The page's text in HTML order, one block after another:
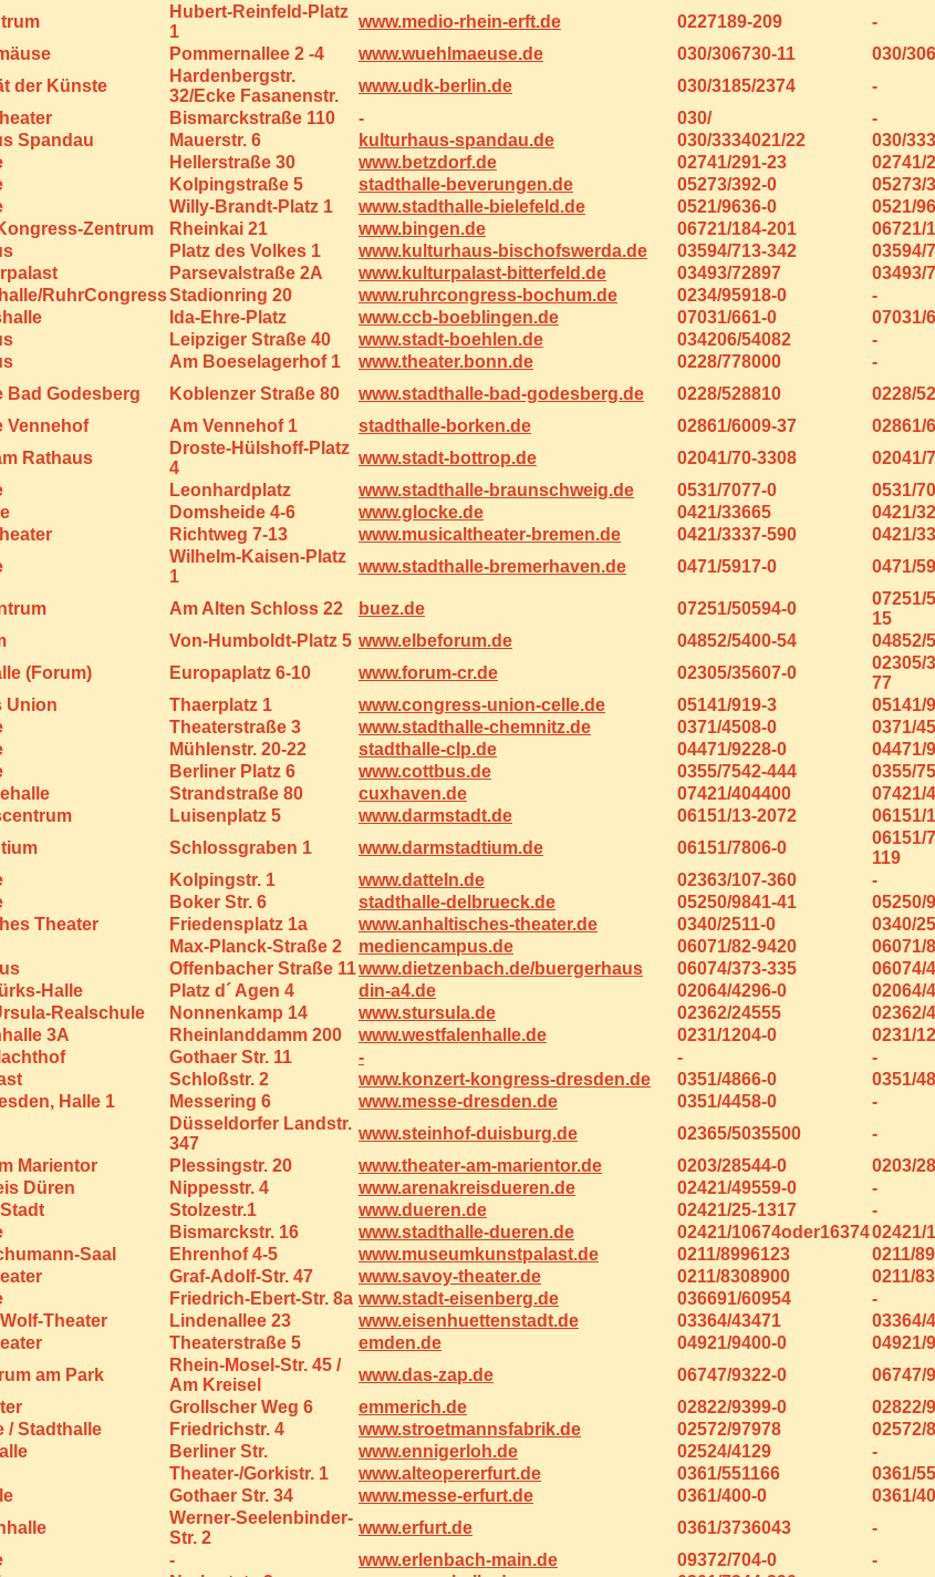
Hubert-Reinfeld-Platz
1
www.medio-rhein-erft.de 0227189-209
-
Pommernallee 2 -4 www.wuehlmaeuse.de 030/306730-11
030/
der Künste
Hardenbergstr.
32/Ecke Fasanenstr.
www.udk-berlin.de 030/3185/2374
-
Bismarckstraße 110 - 030/
-
Spandau Mauerstr. 6 kulturhaus-spandau.de 030/3334021/22
030/
Hellerstraße 30 www.betzdorf.de 02741/291-23
02741/
Kolpingstraße 5 stadthalle-beverungen.de 05273/392-0
05273/
Willy-Brandt-Platz 1 www.stadthalle-bielefeld.de 0521/9636-0
0521/
Zentrum Rheinkai 21 www.bingen.de 06721/184-201
06721/
Platz des Volkes 1 www.kulturhaus-bischofswerda.de 03594/713-342
03594/
Parsevalstraße 2A www.kulturpalast-bitterfeld.de 03493/72897
03493/
RuhrCongressStadionring 20 www.ruhrcongress-bochum.de 0234/95918-0
-
Ida-Ehre-Platz www.ccb-boeblingen.de 07031/661-0
07031/
Leipziger Straße 40 www.stadt-boehlen.de 034206/54082
-
Am Boeselagerhof 1 www.theater.bonn.de 0228/778000
-
Bad Godesberg Koblenzer Straße 80 www.stadthalle-bad-godesberg.de 0228/528810
0228/
Vennehof Am Vennehof 1 stadthalle-borken.de 02861/6009-37
02861/
Rathaus
Droste-Hülshoff-Platz
4
www.stadt-bottrop.de 02041/70-3308
02041/
Leonhardplatz www.stadthalle-braunschweig.de 0531/7077-0
0531/
Domsheide 4-6 www.glocke.de 0421/33665
0421/
Richtweg 7-13 www.musicaltheater-bremen.de 0421/3337-590
0421/
Wilhelm-Kaisen-Platz
1
www.stadthalle-bremerhaven.de 0471/5917-0 0471/
Am Alten Schloss 22 buez.de 07251/50594-0
07251/
15
Von-Humboldt-Platz 5 www.elbeforum.de 04852/5400-54
04852/
(Forum) Europaplatz 6-10 www.forum-cr.de 02305/35607-0
02305/
77
Union Thaerplatz 1 www.congress-union-celle.de 05141/919-3
05141/
Theaterstraße 3 www.stadthalle-chemnitz.de 0371/4508-0
0371/
Mühlenstr. 20-22 stadthalle-clp.de 04471/9228-0
04471/
Berliner Platz 6 www.cottbus.de 0355/7542-444
0355/
Strandstraße 80 cuxhaven.de 07421/404400
07421/
Luisenplatz 5 www.darmstadt.de 06151/13-2072
06151/
Schlossgraben 1 www.darmstadtium.de 06151/7806-0
06151/
119
Kolpingstr. 1 www.datteln.de 02363/107-360
-
Boker Str. 6 stadthalle-delbrueck.de 05250/9841-41
05250/
Theater Friedensplatz 1a www.anhaltisches-theater.de 0340/2511-0
0340/
Max-Planck-Straße 2 mediencampus.de 06071/82-9420
06071/
Offenbacher Straße 11www.dietzenbach.de/buergerhaus 06074/373-335
06074/
Halle Platz d´ Agen 4 din-a4.de 02064/4296-0
02064/
Realschule Nonnenkamp 14 www.stursula.de 02362/24555
02362/
3A Rheinlanddamm 200 www.westfalenhalle.de 0231/1204-0
0231/
Gothaer Str. 11 - -
-
Schloßstr. 2 www.konzert-kongress-dresden.de 0351/4866-0
0351/
Halle 1 Messering 6 www.messe-dresden.de 0351/4458-0
-
Düsseldorfer Landstr.
347
www.steinhof-duisburg.de 02365/5035500
-
Marientor Plessingstr. 20 www.theater-am-marientor.de 0203/28544-0
0203/
Düren Nippesstr. 4 www.arenakreisdueren.de 02421/49559-0
-
Stolzestr.1 www.dueren.de 02421/25-1317
-
Bismarckstr. 16 www.stadthalle-dueren.de 02421/10674oder1637402421/
Saal Ehrenhof 4-5 www.museumkunstpalast.de 0211/8996123
0211/
Graf-Adolf-Str. 47 www.savoy-theater.de 0211/8308900
0211/
Friedrich-Ebert-Str. 8a www.stadt-eisenberg.de 036691/60954
-
Theater Lindenallee 23 www.eisenhuettenstadt.de 03364/43471
03364/
Theaterstraße 5 emden.de 04921/9400-0
04921/
am Park
Rhein-Mosel-Str. 45 /
Am Kreisel
www.das-zap.de 06747/9322-0
06747/
Grollscher Weg 6 emmerich.de 02822/9399-0
02822/
/ Stadthalle Friedrichstr. 4 www.stroetmannsfabrik.de 02572/97978
02572/
Berliner Str. www.ennigerloh.de 02524/4129
-
Theater-/Gorkistr. 1 www.alteopererfurt.de 0361/551166
0361/
Gothaer Str. 34 www.messe-erfurt.de 0361/400-0
0361/
Werner-Seelenbinder-
Str. 2
www.erfurt.de 0361/3736043
-
- www.erlenbach-main.de 09372/704-0
-